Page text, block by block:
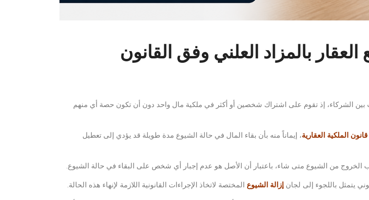
بالمزاد العلني وفق القانون
بين الشركاء، إذ تقوم على اشتراك شخصين أو أكثر في ملكية مال واحد دون أن تكون حصة أي منهم
قانون الملكية العقارية، إيماناً منه بأن بقاء المال في حالة الشيوع مدة طويلة قد يؤدي إلى تعطيل
من الشيوع متى شاء، باعتبار أن الأصل هو عدم إجبار أي شخص على البقاء في حالة الشيوع.
يتمثل باللجوء إلى لجان إزالة الشيوع المختصة لاتخاذ الإجراءات القانونية اللازمة لإنهاء هذه الحالة.